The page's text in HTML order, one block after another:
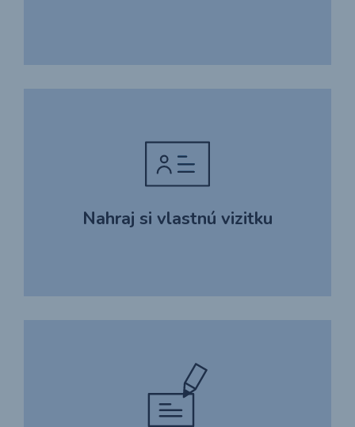
Nahraj si vlastnú vizitku